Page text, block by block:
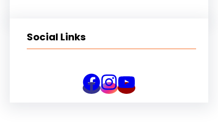
Social Links